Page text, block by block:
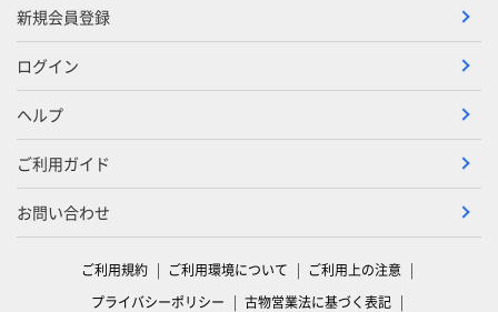
新規会員登録
ログイン
ヘルプ
ご利用ガイド
お問い合わせ
ご利用規約 ご利用環境について
ご利用上の注意
プライバシーポリシー
古物営業法に基づく表記